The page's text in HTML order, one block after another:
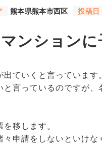
熊本県熊本市西区 投稿日
ンション
ていくと言っています。
言っているのですが
移します。
申請をしないといけな